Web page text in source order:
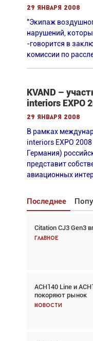
29 января 2008
"Экипаж
нарушений,
-говорится в
комиссии по
KVAND –
interiors EXPO
29 января 2008
В рамках
interiors EXPO
Германия)
представит
авиационных
Последнее
Citation CJ3 Gen3
Главное
ACH140 Line и
покоряют рынок
Новости
Взгляд с высоты:
спасательных
Авиационный
говорит сама за
Новости